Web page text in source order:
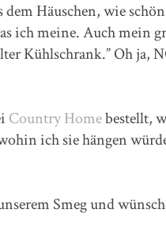
Häuschen, wie
ich meine. Auch mein
Kühlschrank.” Oh ja,
Country Homebestellt,
ich sie hängen
Smeg und